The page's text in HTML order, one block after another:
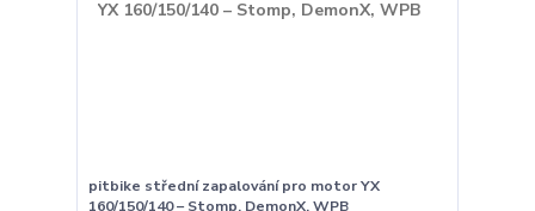
pitbike střední zapalování pro motor YX
160/150/140 – Stomp, DemonX, WPB